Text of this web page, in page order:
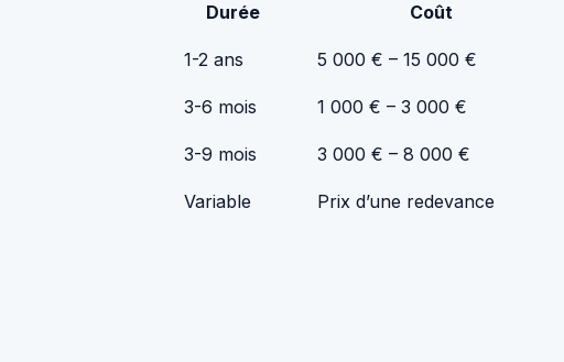
Durée Coût
1-2 ans 5 000 € – 15 000 €
3-6 mois 1 000 € – 3 000 €
3-9 mois 3 000 € – 8 000 €
Variable
Prix ​​d’une redevance